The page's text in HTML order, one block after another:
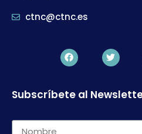
ctnc@ctnc.es
Subscríbete al